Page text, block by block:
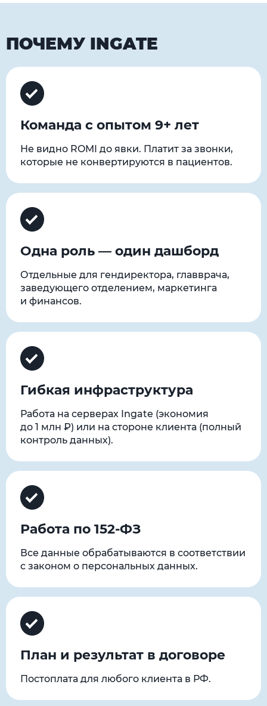
ПОЧЕМУ INGATE
Команда с опытом 9+ лет
Не видно ROMI до явки. Платит за звонки,
которые не конвертируются в пациентов.
Одна роль — один дашборд
Отдельные для гендиректора, главврача,
заведующего отделением, маркетинга
и финансов.
Гибкая инфраструктура
Работа на серверах Ingate (экономия
до 1 млн ₽) или на стороне клиента (полный
контроль данных).
Работа по 152-ФЗ
Все данные обрабатываются в соответствии
с законом о персональных данных.
План и результат в договоре
Постоплата для любого клиента в РФ.